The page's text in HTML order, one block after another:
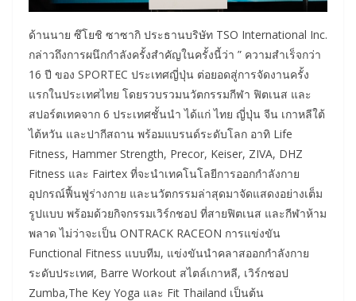
ด้านนาย ซึโยชิ ซาซากิ ประธานบริษัท TSO International Inc.
กล่าวถึงการผนึกกำลังครั้งสำคัญในครั้งนี้ว่า ” ความสำเร็จกว่า
16 ปี ของ SPORTEC ประเทศญี่ปุ่น ต่อยอดสู่การจัดงานครั้ง
แรกในประเทศไทย โดยรวบรวมนวัตกรรมกีฬา ฟิตเนส และ
สปอร์ตเทคจาก 6 ประเทศชั้นนำ ได้แก่ ไทย ญี่ปุ่น จีน เกาหลีใต้
ไต้หวัน และปากีสถาน พร้อมแบรนด์ระดับโลก อาทิ Life
Fitness, Hammer Strength, Precor, Keiser, ZIVA, DHZ
Fitness และ Fairtex ที่จะนำเทคโนโลยีการออกกำลังกาย
อุปกรณ์ฟื้นฟูร่างกาย และนวัตกรรมล่าสุดมาจัดแสดงอย่างเต็ม
รูปแบบ พร้อมด้วยกิจกรรมเวิร์กชอป ที่สายฟิตเนส และกีฬาห้าม
พลาด ไม่ว่าจะเป็น ONTRACK RACEON การแข่งขัน
Functional Fitness แบบทีม, แข่งขันนำคลาสออกกำลังกาย
ระดับประเทศ, Barre Workout สไตล์เกาหลี, เวิร์กชอป
Zumba,The Key Yoga และ Fit Thailand เป็นต้น